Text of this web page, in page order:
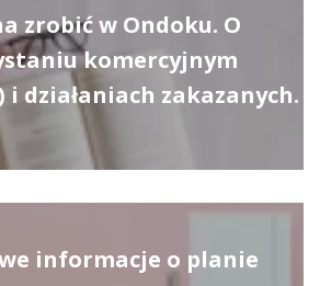
zrobić w Ondoku. O
komercyjnym
i działaniach zakazanych.
informacje o planie